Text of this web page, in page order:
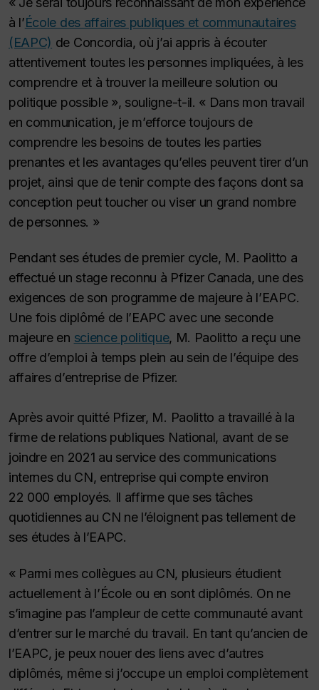
à l’École des affaires publiques et communautaires
(EAPC) de Concordia, où j’ai appris à écouter
attentivement toutes les personnes impliquées, à les
comprendre et à trouver la meilleure solution ou
politique possible », souligne-t-il. « Dans mon travail
en communication, je m’efforce toujours de
comprendre les besoins de toutes les parties
prenantes et les avantages qu’elles peuvent tirer d’un
projet, ainsi que de tenir compte des façons dont sa
conception peut toucher ou viser un grand nombre
de personnes. »
Pendant ses études de premier cycle, M. Paolitto a
effectué un stage reconnu à Pfizer Canada, une des
exigences de son programme de majeure à l’EAPC.
Une fois diplômé de l’EAPC avec une seconde
majeure en science politique, M. Paolitto a reçu une
offre d’emploi à temps plein au sein de l’équipe des
affaires d’entreprise de Pfizer.
Après avoir quitté Pfizer, M. Paolitto a travaillé à la
firme de relations publiques National, avant de se
joindre en 2021 au service des communications
internes du CN, entreprise qui compte environ
22 000 employés. Il affirme que ses tâches
quotidiennes au CN ne l’éloignent pas tellement de
ses études à l’EAPC.
« Parmi mes collègues au CN, plusieurs étudient
actuellement à l’École ou en sont diplômés. On ne
s’imagine pas l’ampleur de cette communauté avant
d’entrer sur le marché du travail. En tant qu’ancien de
l’EAPC, je peux nouer des liens avec d’autres
diplômés, même si j’occupe un emploi complètement